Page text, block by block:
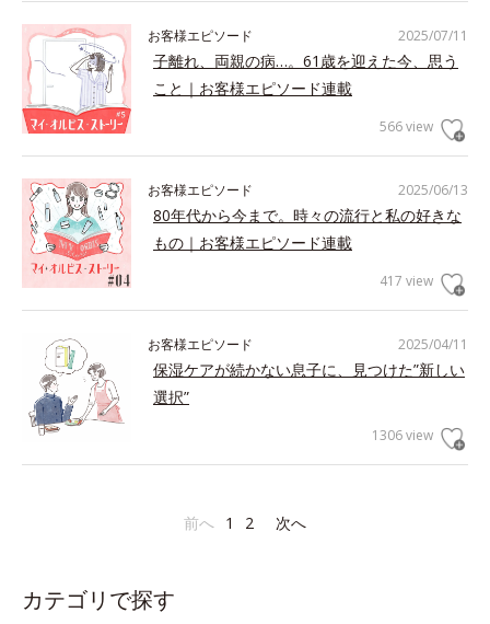
2025/07/11
お客様エピソード
子離れ、両親の病…。61歳を迎えた今、思う
こと｜お客様エピソード連載
566 view
2025/06/13
お客様エピソード
80年代から今まで。時々の流行と私の好きな
もの｜お客様エピソード連載
417 view
2025/04/11
お客様エピソード
保湿ケアが続かない息子に、見つけた”新しい
選択”
1306 view
前へ 1 2 次へ
カテゴリで探す